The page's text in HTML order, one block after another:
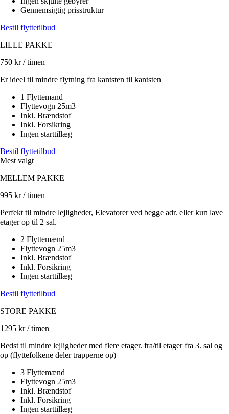
Gennemsigtig prisstruktur
Bestil flyttetilbud
LILLE PAKKE
750 kr / timen
Er ideel til mindre flytning fra kantsten til kantsten
1 Flyttemand
Flyttevogn 25m3
Inkl. Brændstof
Inkl. Forsikring
Ingen starttillæg
Bestil flyttetilbud
Mest valgt
MELLEM PAKKE
995 kr / timen
Perfekt til mindre lejligheder, Elevatorer ved begge adr. eller kun lave
etager op til 2 sal.
2 Flyttemænd
Flyttevogn 25m3
Inkl. Brændstof
Inkl. Forsikring
Ingen starttillæg
Bestil flyttetilbud
STORE PAKKE
1295 kr / timen
Bedst til mindre lejligheder med flere etager. fra/til etager fra 3. sal og
op (flyttefolkene deler trapperne op)
3 Flyttemænd
Flyttevogn 25m3
Inkl. Brændstof
Inkl. Forsikring
Ingen starttillæg